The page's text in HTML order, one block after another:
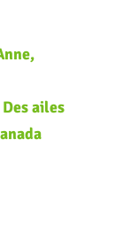
ailes